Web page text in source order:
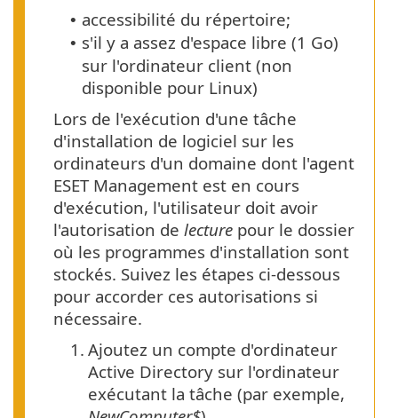
• accessibilité du répertoire;
• s'il y a assez d'espace libre (1 Go)
sur l'ordinateur client (non
disponible pour Linux)
Lors de l'exécution d'une tâche
d'installation de logiciel sur les
ordinateurs d'un domaine dont l'agent
ESET Management est en cours
d'exécution, l'utilisateur doit avoir
l'autorisation de lecture pour le dossier
où les programmes d'installation sont
stockés. Suivez les étapes ci-dessous
pour accorder ces autorisations si
nécessaire.
1. Ajoutez un compte d'ordinateur
Active Directory sur l'ordinateur
exécutant la tâche (par exemple,